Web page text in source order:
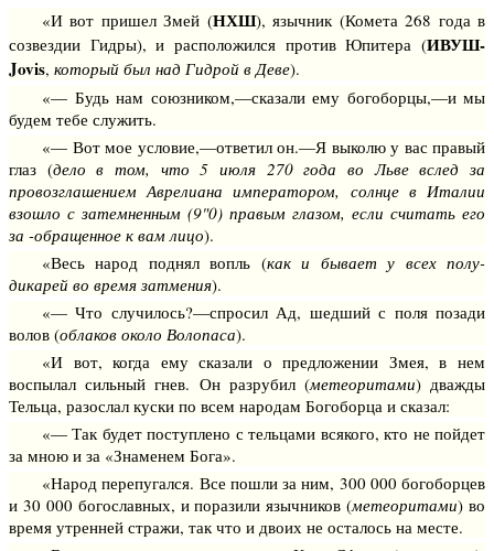
«И вот пришел Змей (НХШ), язычник (Комета 268 года в
созвездии Гидры), и расположился против Юпитера (ИВУШ-
Jovis, который был над Гидрой в Деве).
«— Будь нам союзником,—сказали ему богоборцы,—и мы
будем тебе служить.
«— Вот мое условие,—ответил он.—Я выколю у вас правый
глаз (дело в том, что 5 июля 270 года во Льве вслед за
провозглашением Аврелиана императором, солнце в Италии
взошло с затемненным (9"0) правым глазом, если считать его
за -обращенное к вам лицо).
«Весь народ поднял вопль (как и бывает у всех полу-
дикарей во время затмения).
«— Что случилось?—спросил Ад, шедший с поля позади
волов (облаков около Волопаса).
«И вот, когда ему сказали о предложении Змея, в нем
воспылал сильный гнев. Он разрубил (метеоритами) дважды
Тельца, разослал куски по всем народам Богоборца и сказал:
«— Так будет поступлено с тельцами всякого, кто не пой­дет
за мною и за «Знаменем Бога».
«Народ перепугался. Все пошли за ним, 300 000 богоборцев
и 30 000 богославных, и поразили язычников (метеоритами) во
время утренней стражи, так что и двоих не осталось на месте.